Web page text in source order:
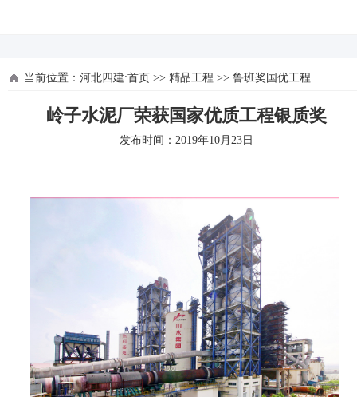
当前位置： 河北四建:首页 >> 精品工程 >> 鲁班奖国优工程
岭子水泥厂荣获国家优质工程银质奖
发布时间：2019年10月23日